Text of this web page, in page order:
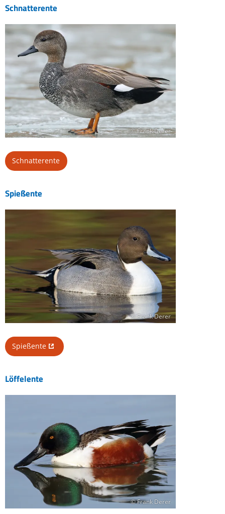
Schnatterente
© Frank Derer
Schnatterente
Spießente
© Frank Derer
Spießente
Löffelente
© Frank Derer